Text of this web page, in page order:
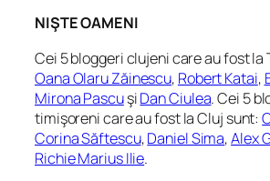
NIŞTE OAMENI
Cei 5 bloggeri clujeni care au fost la
Oana Olaru Zăinescu, Robert Katai,
Mirona PascuşiDan Ciulea. Cei 5
timişoreni care au fost la Cluj sunt:
Corina Săftescu,Daniel Sima,Alex
Richie Marius Ilie.